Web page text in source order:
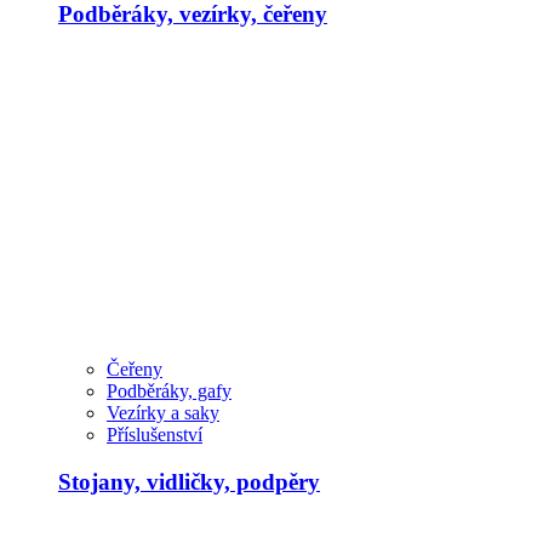
Podběráky, vezírky, čeřeny
Čeřeny
Podběráky, gafy
Vezírky a saky
Příslušenství
Stojany, vidličky, podpěry